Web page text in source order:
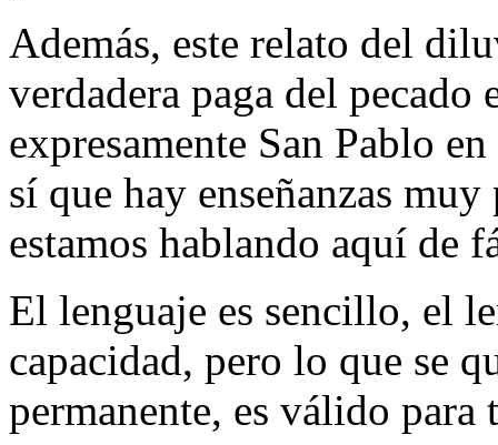
Además, este relato del
verdadera paga del
expresamente San Pablo
sí que hay enseñanzas
estamos hablando aquí de
El lenguaje es sencillo, el
capacidad, pero lo que se
permanente, es válido para